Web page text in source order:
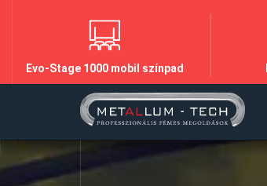
Evo-Stage 1000 mobil színpad